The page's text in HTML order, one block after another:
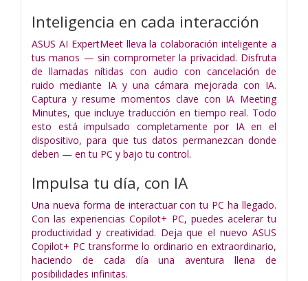
Inteligencia en cada interacción
ASUS AI ExpertMeet lleva la colaboración inteligente a
tus manos — sin comprometer la privacidad. Disfruta
de llamadas nítidas con audio con cancelación de
ruido mediante IA y una cámara mejorada con IA.
Captura y resume momentos clave con IA Meeting
Minutes, que incluye traducción en tiempo real. Todo
esto está impulsado completamente por IA en el
dispositivo, para que tus datos permanezcan donde
deben — en tu PC y bajo tu control.
Impulsa tu día, con IA
Una nueva forma de interactuar con tu PC ha llegado.
Con las experiencias Copilot+ PC, puedes acelerar tu
productividad y creatividad. Deja que el nuevo ASUS
Copilot+ PC transforme lo ordinario en extraordinario,
haciendo de cada día una aventura llena de
posibilidades infinitas.